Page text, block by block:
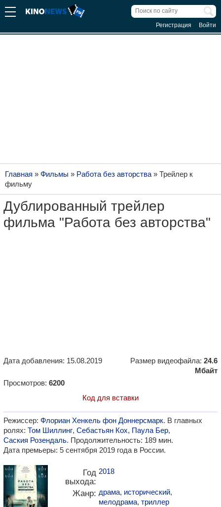
Регистрация Войти
Главная » Фильмы » Работа без авторства » Трейлер к
фильму
Дублированный трейлер
фильма "Работа без авторства"
Дата добавления: 15.08.2019 Размер видеофайла: 24.6
Мбайт
Просмотров: 6200
Код для вставки
Режиссер: Флориан Хенкель фон Доннерсмарк. В главных
ролях: Том Шиллинг, Себастьян Кох, Паула Бер,
Саския Розендаль. Продолжительность: 189 мин.
Дата премьеры: 5 сентября 2019 года в России.
Год
выхода:
2018
Жанр: драма, исторический,
мелодрама, триллер